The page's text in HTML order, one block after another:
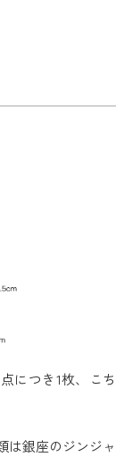
につき1枚、こち
は銀座のジンジャ